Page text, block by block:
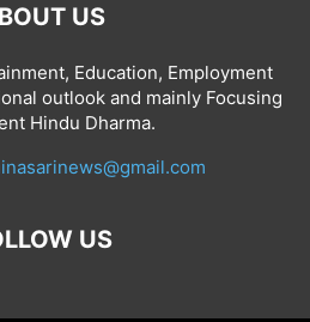
US
Education, Employment
outlook and mainly Focusing
Hindu Dharma.
US